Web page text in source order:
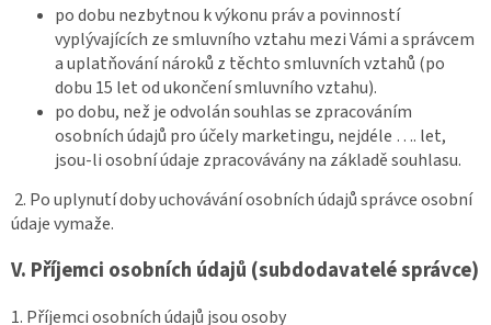
po dobu nezbytnou k výkonu práv a povinností
vyplývajících ze smluvního vztahu mezi Vámi a správcem
a uplatňování nároků z těchto smluvních vztahů (po
dobu 15 let od ukončení smluvního vztahu).
po dobu, než je odvolán souhlas se zpracováním
osobních údajů pro účely marketingu, nejdéle …. let,
jsou-li osobní údaje zpracovávány na základě souhlasu.
2. Po uplynutí doby uchovávání osobních údajů správce osobní
údaje vymaže.
V. Příjemci osobních údajů (subdodavatelé správce)
1. Příjemci osobních údajů jsou osoby